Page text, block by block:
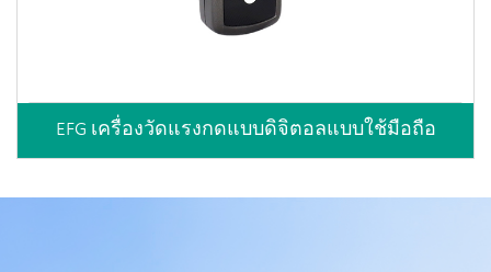
EFG เครื่องวัดแรงกดแบบดิจิตอลแบบใช้มือถือ